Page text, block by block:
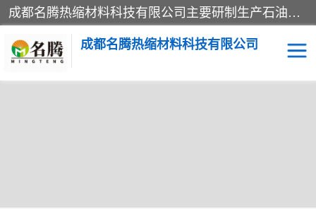
成都名腾热缩材料科技有限公司​主要研制生产石油、气钢质管道、管件的防腐、补伤、补口、市政排水、塑料检查井等用热缩套及市政排水管道不锈钢卡箍。产品包含：不锈钢卡箍、钢塑转换、光固化套、聚乙烯热收缩带、聚乙烯热收缩套、冷缠胶粘带、热收缩套、热收缩带、热收缩缠绕带、防腐热收缩带、热缩缠绕带、热缩套、热缩带等。
成都名腾热缩材料科技有限公司